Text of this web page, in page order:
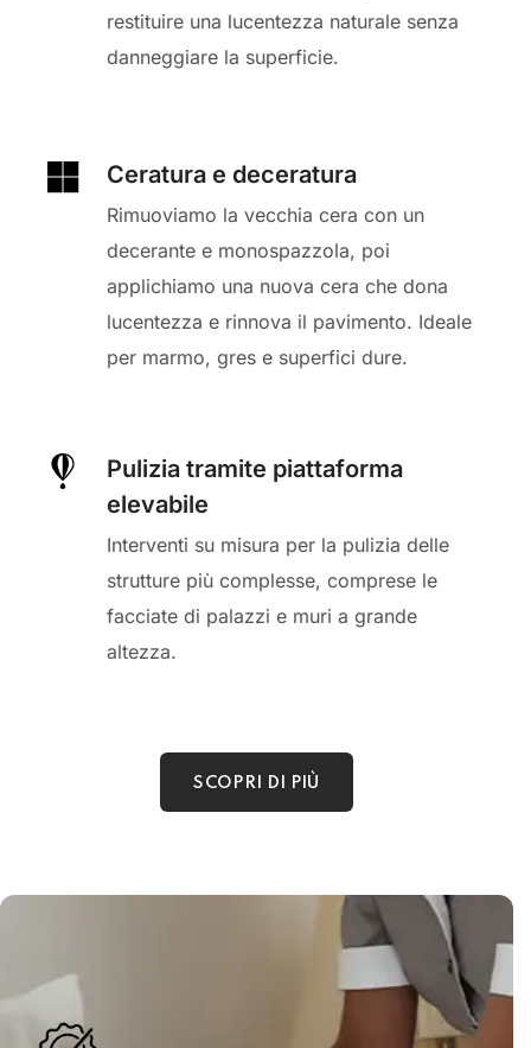
restituire una lucentezza naturale senza
danneggiare la superficie.
Ceratura e deceratura
Rimuoviamo la vecchia cera con un
decerante e monospazzola, poi
applichiamo una nuova cera che dona
lucentezza e rinnova il pavimento. Ideale
per marmo, gres e superfici dure.
Pulizia tramite piattaforma
elevabile
Interventi su misura per la pulizia delle
strutture più complesse, comprese le
facciate di palazzi e muri a grande
altezza.
SCOPRI DI PIÙ